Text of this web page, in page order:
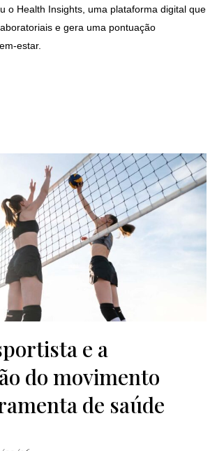
o Health Insights, uma plataforma digital que
e gera uma pontuação
estar.
e a
do movimento
de saúde